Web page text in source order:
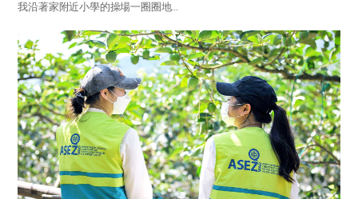
我沿著家附近小學的操場一圈圈地...